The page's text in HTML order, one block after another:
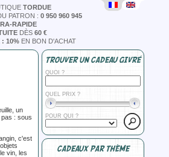
TORDUE
PATRON : 0 950 960 945
RAPIDE
DÈS 60 €
: 10% EN BON D'ACHAT
un
: sous
c'est
vin, les
TROUVER UN CADEAU GIVRÉ
QUOI ?
QUEL PRIX ?
POUR QUI ?
CADEAUX PAR THÈME